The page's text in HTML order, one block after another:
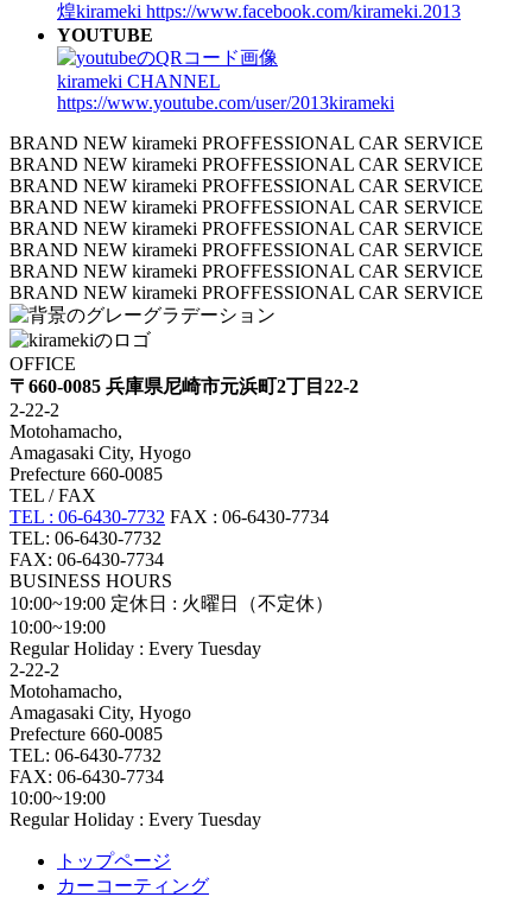
煌kirameki https://www.facebook.com/kirameki.2013
YOUTUBE
kirameki CHANNEL
https://www.youtube.com/user/2013kirameki
BRAND NEW kirameki PROFFESSIONAL CAR SERVICE
BRAND NEW kirameki PROFFESSIONAL CAR SERVICE
BRAND NEW kirameki PROFFESSIONAL CAR SERVICE
BRAND NEW kirameki PROFFESSIONAL CAR SERVICE
BRAND NEW kirameki PROFFESSIONAL CAR SERVICE
BRAND NEW kirameki PROFFESSIONAL CAR SERVICE
BRAND NEW kirameki PROFFESSIONAL CAR SERVICE
BRAND NEW kirameki PROFFESSIONAL CAR SERVICE
OFFICE
〒660-0085 兵庫県尼崎市元浜町2丁目22-2
2-22-2
Motohamacho,
Amagasaki City, Hyogo
Prefecture 660-0085
TEL / FAX
TEL : 06-6430-7732 FAX : 06-6430-7734
TEL: 06-6430-7732
FAX: 06-6430-7734
BUSINESS HOURS
10:00~19:00 定休日 : 火曜日（不定休）
10:00~19:00
Regular Holiday : Every Tuesday
2-22-2
Motohamacho,
Amagasaki City, Hyogo
Prefecture 660-0085
TEL: 06-6430-7732
FAX: 06-6430-7734
10:00~19:00
Regular Holiday : Every Tuesday
トップページ
カーコーティング